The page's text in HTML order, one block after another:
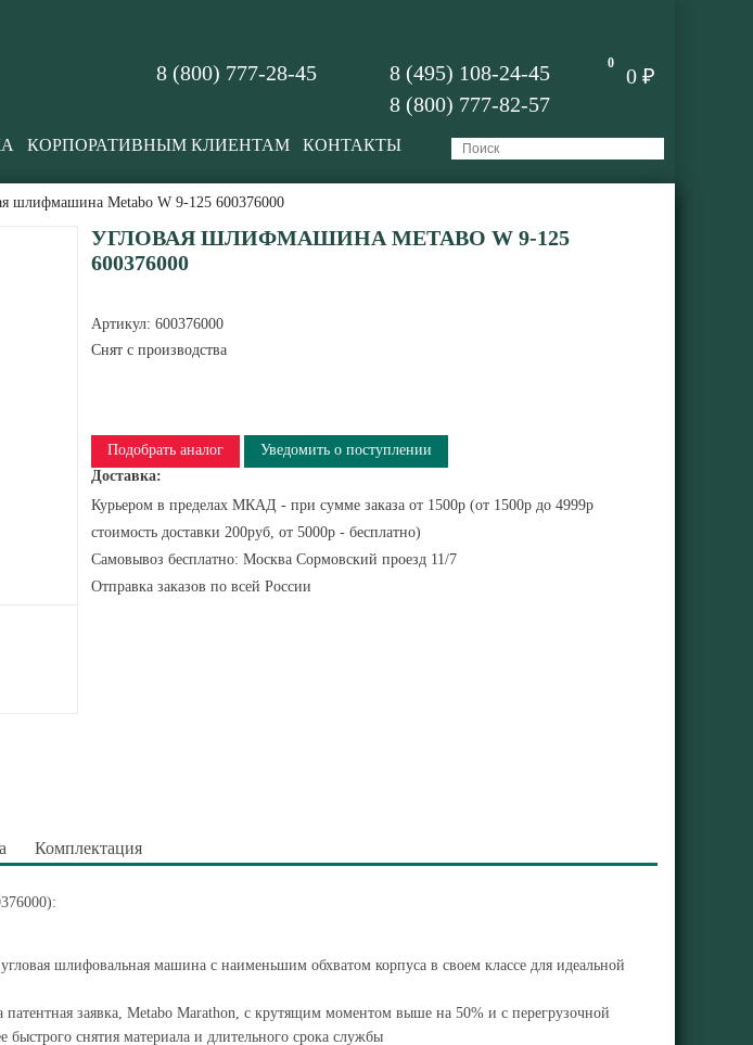
0
0 ₽
8 (495) 108-24-45
8 (800) 777-82-57
8 (800) 777-28-45
КОРПОРАТИВНЫМ КЛИЕНТАМ КОНТАКТЫ
шлифмашина Metabo W 9-125 600376000
УГЛОВАЯ ШЛИФМАШИНА METABO W 9-125
600376000
Артикул: 600376000
Снят с производства
Подобрать аналог
Уведомить о поступлении
Доставка:
Курьером в пределах МКАД - при сумме заказа от 1500р (от 1500р до 4999р
стоимость доставки 200руб, от 5000р - бесплатно)
Самовывоз бесплатно: Москва Сормовский проезд 11/7
Отправка заказов по всей России
Комплектация
шлифовальная машина с наименьшим обхватом корпуса в своем классе для идеальной
заявка, Metabo Marathon, с крутящим моментом выше на 50% и с перегрузочной
снятия материала и длительного срока службы